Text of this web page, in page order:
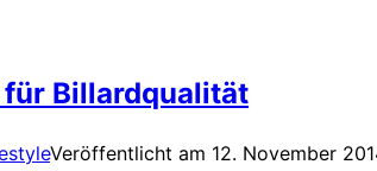
für Billardqualität
Veröffentlicht am 12. November